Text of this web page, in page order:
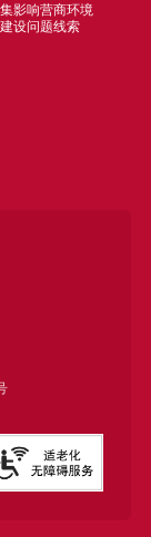
影响营商环境
建设问题线索